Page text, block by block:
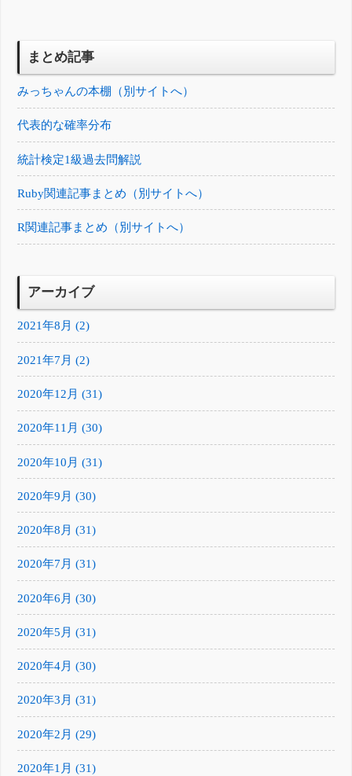
まとめ記事
みっちゃんの本棚（別サイトへ）
代表的な確率分布
統計検定1級過去問解説
Ruby関連記事まとめ（別サイトへ）
R関連記事まとめ（別サイトへ）
アーカイブ
2021年8月 (2)
2021年7月 (2)
2020年12月 (31)
2020年11月 (30)
2020年10月 (31)
2020年9月 (30)
2020年8月 (31)
2020年7月 (31)
2020年6月 (30)
2020年5月 (31)
2020年4月 (30)
2020年3月 (31)
2020年2月 (29)
2020年1月 (31)